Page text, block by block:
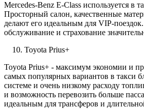
Mercedes-Benz E-Class используется в
Просторный салон, качественные
делают его идеальным для VIP-
обслуживание и страхование
Toyota Prius+
Toyota Prius+ - максимум экономии и
самых популярных вариантов в такси
системе и очень низкому расходу
и возможность перевозить больше
идеальным для трансферов и